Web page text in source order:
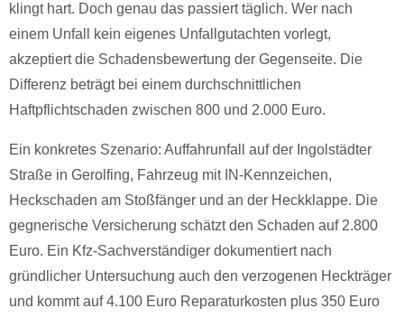
klingt hart. Doch genau das passiert täglich. Wer nach
einem Unfall kein eigenes Unfallgutachten vorlegt,
akzeptiert die Schadensbewertung der Gegenseite. Die
Differenz beträgt bei einem durchschnittlichen
Haftpflichtschaden zwischen 800 und 2.000 Euro.
Ein konkretes Szenario: Auffahrunfall auf der Ingolstädter
Straße in Gerolfing, Fahrzeug mit IN-Kennzeichen,
Heckschaden am Stoßfänger und an der Heckklappe. Die
gegnerische Versicherung schätzt den Schaden auf 2.800
Euro. Ein Kfz-Sachverständiger dokumentiert nach
gründlicher Untersuchung auch den verzogenen Heckträger
und kommt auf 4.100 Euro Reparaturkosten plus 350 Euro